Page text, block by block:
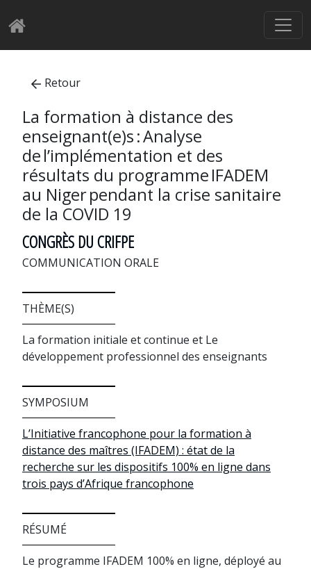
Retour
La formation à distance des
enseignant(e)s : Analyse
de l’implémentation et des
résultats du programme IFADEM
au Niger pendant la crise sanitaire
de la COVID 19
CONGRÈS DU CRIFPE
COMMUNICATION ORALE
THÈME(S)
La formation initiale et continue et Le
développement professionnel des enseignants
SYMPOSIUM
L’Initiative francophone pour la formation à
distance des maîtres (IFADEM) : état de la
recherche sur les dispositifs 100% en ligne dans
trois pays d’Afrique francophone
RÉSUMÉ
Le programme IFADEM 100% en ligne, déployé au